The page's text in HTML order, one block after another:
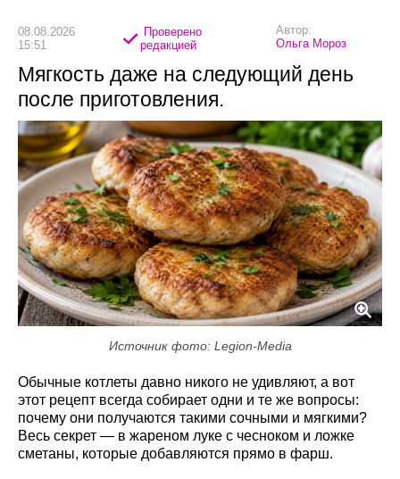
08.08.2026
15:51
Проверено
редакцией
Автор:
Ольга Мороз
Мягкость даже на следующий день
после приготовления.
Источник фото: Legion-Media
Обычные котлеты давно никого не удивляют, а вот
этот рецепт всегда собирает одни и те же вопросы:
почему они получаются такими сочными и мягкими?
Весь секрет — в жареном луке с чесноком и ложке
сметаны, которые добавляются прямо в фарш.